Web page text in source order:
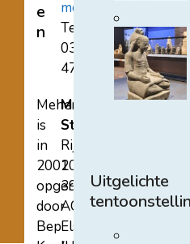
Uitgelichte
e
n
Mehen
is
in
2002
opgericht
door
Bep
mehen@hetnet.nl
Tel.:
0318-
471689
Mehen
Studiecentrum
Rijksstraatweg
107A
3921
AC
Elst